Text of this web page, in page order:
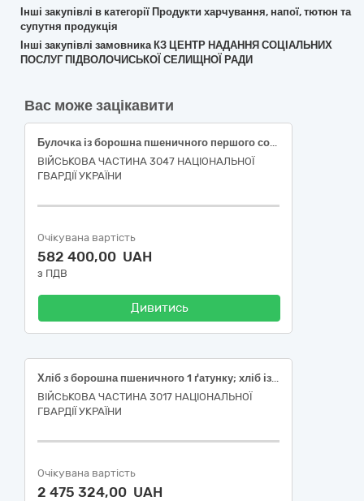
Інші закупівлі в категорії Продукти харчування, напої, тютюн та
супутня продукція
Інші закупівлі замовника КЗ ЦЕНТР НАДАННЯ СОЦІАЛЬНИХ
ПОСЛУГ ПІДВОЛОЧИСЬКОЇ СЕЛИЩНОЇ РАДИ
Вас може зацікавити
Булочка із борошна пшеничного першого сорту 0,07 кг
ВІЙСЬКОВА ЧАСТИНА 3047 НАЦІОНАЛЬНОЇ
ГВАРДІЇ УКРАЇНИ
Очікувана вартість
582 400,00 UAH
з ПДВ
Дивитись
Хліб з борошна пшеничного 1 ґатунку; хліб із суміші борошна житнього обдирного і пшеничного 1 ґатунку; булочка з борошна пшеничного 1 ґатунку
ВІЙСЬКОВА ЧАСТИНА 3017 НАЦІОНАЛЬНОЇ
ГВАРДІЇ УКРАЇНИ
Очікувана вартість
2 475 324,00 UAH